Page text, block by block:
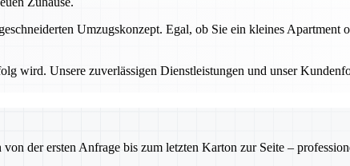
Umzugskonzept. Egal, ob Sie ein kleines Apartment
wird. Unsere zuverlässigen Dienstleistungen und unser
der ersten Anfrage bis zum letzten Karton zur Seite –